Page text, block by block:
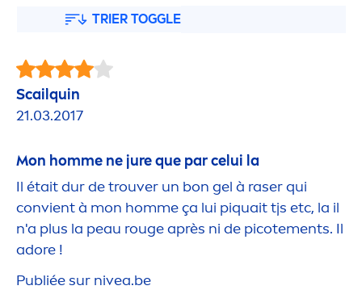
TRIER TOGGLE
Scailquin
21.03.2017
Mon homme ne jure que par celui la
Il était dur de trouver un bon gel à raser qui
convient à mon homme ça lui piquait tjs etc, la il
n'a plus la peau rouge après ni de picotements. Il
adore !
Publiée sur nivea.be